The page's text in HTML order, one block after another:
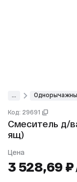
Код: 29691
Смеситель д/
ящ)
Цена
3 528,69 ₽